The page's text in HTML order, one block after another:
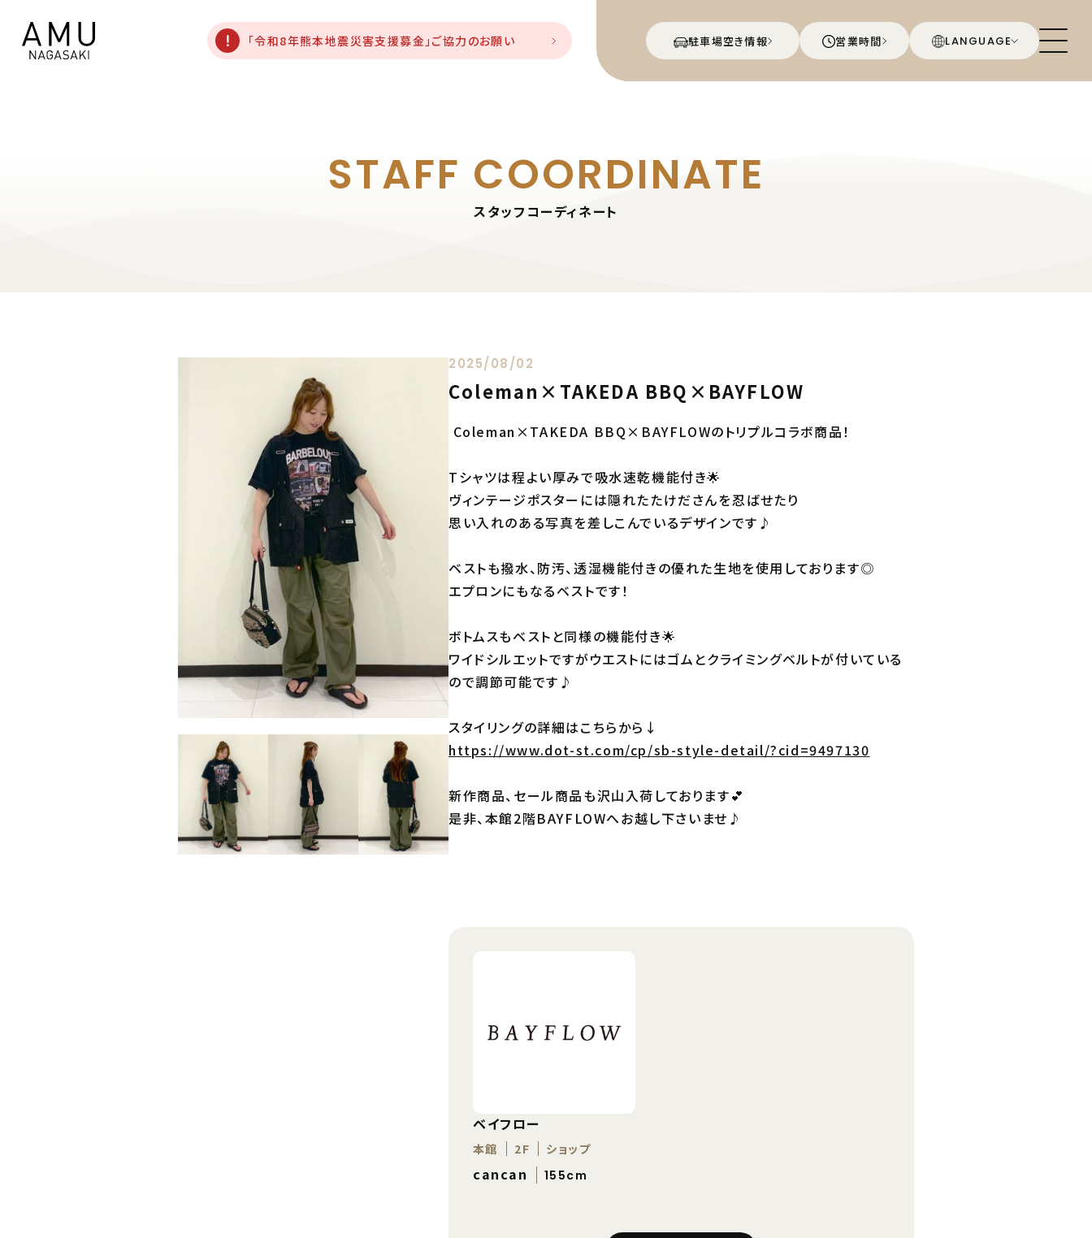
駐車場空き情報 営業時間 LANGUAGE
「令和8年熊本地震災害支援募金」ご協力のお願い
STAFF COORDINATE
スタッフコーディネート
2025/08/02
Coleman×TAKEDA BBQ×BAYFLOW
Coleman×TAKEDA BBQ×BAYFLOWのトリプルコラボ商品！
Tシャツは程よい厚みで吸水速乾機能付き🌟
ヴィンテージポスターには隠れたたけださんを忍ばせたり
思い入れのある写真を差しこんでいるデザインです♪
ベストも撥水、防汚、透湿機能付きの優れた生地を使用しております◎
エプロンにもなるベストです！
ボトムスもベストと同様の機能付き🌟
ワイドシルエットですがウエストにはゴムとクライミングベルトが付いている
ので調節可能です♪
スタイリングの詳細はこちらから↓
https://www.dot-st.com/cp/sb-style-detail/?cid=9497130
新作商品、セール商品も沢山入荷しております💕
是非、本館2階BAYFLOWへお越し下さいませ♪
ベイフロー
本館 2F ショップ
cancan 155cm